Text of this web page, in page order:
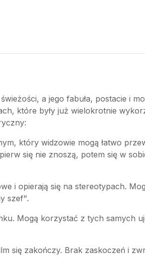
a jego fabuła, postacie i
które były już wielokrotnie
który widzowie mogą łatwo
się nie znoszą, potem się w
i opierają się na stereotypach.
szef".
Mogą korzystać z tych samych
się zakończy. Brak zaskoczeń i